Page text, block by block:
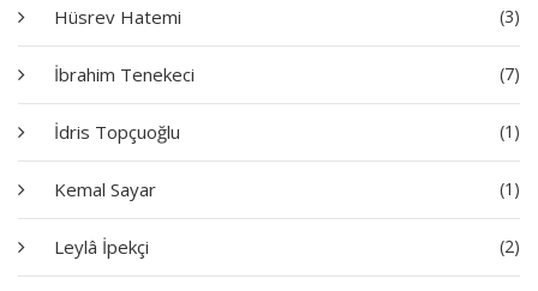
Hüsrev Hatemi (3)
İbrahim Tenekeci (7)
İdris Topçuoğlu (1)
Kemal Sayar (1)
Leylâ İpekçi (2)